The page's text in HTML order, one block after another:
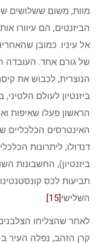
מוות, משום ששלושים
הביזנטים, הם עיוורו
אל עיניו. כמובן
של גורם אחד. העובדה
הנוצרית, לכבוש את
ביזנטיון לעולם
הראשון פעלו שאיפות
האינטרסים הכלכליים
דנדולו, ליתרונות
ביזנטיון), החשבונות
תביעות לכס
השלישי[15]
.
לאחר שהצליחו